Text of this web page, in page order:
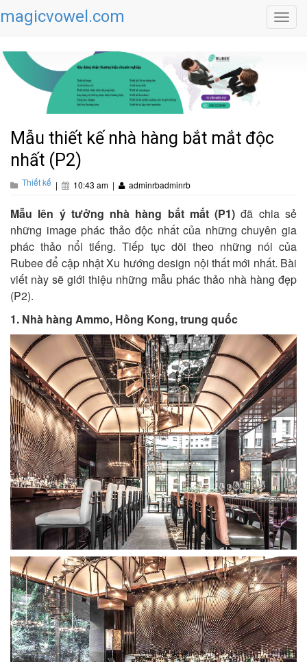
magicvowel.com
Mẫu thiết kế nhà hàng bắt mắt độc
nhất (P2)
Thiết kế | 10:43 am | adminrbadminrb
Mẫu lên ý tưởng nhà hàng bắt mắt (P1)đã chia sẻ
những image phác thảo độc nhất của những chuyên gia
phác thảo nổi tiếng. Tiếp tục dõi theo những nói của
Rubee để cập nhật Xu hướng design nội thất mới nhất. Bài
viết này sẽ giới thiệu những mẫu phác thảo nhà hàng đẹp
(P2).
1. Nhà hàng Ammo, Hồng Kong, trung quốc